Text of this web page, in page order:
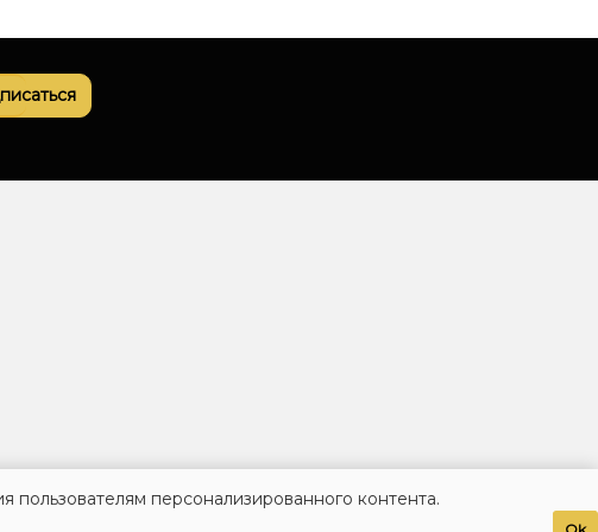
персонализированного контента.